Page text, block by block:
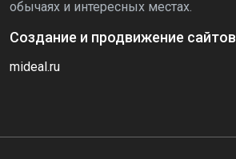
обычаях и интересных местах.
Создание и продвижение сайтов
mideal.ru